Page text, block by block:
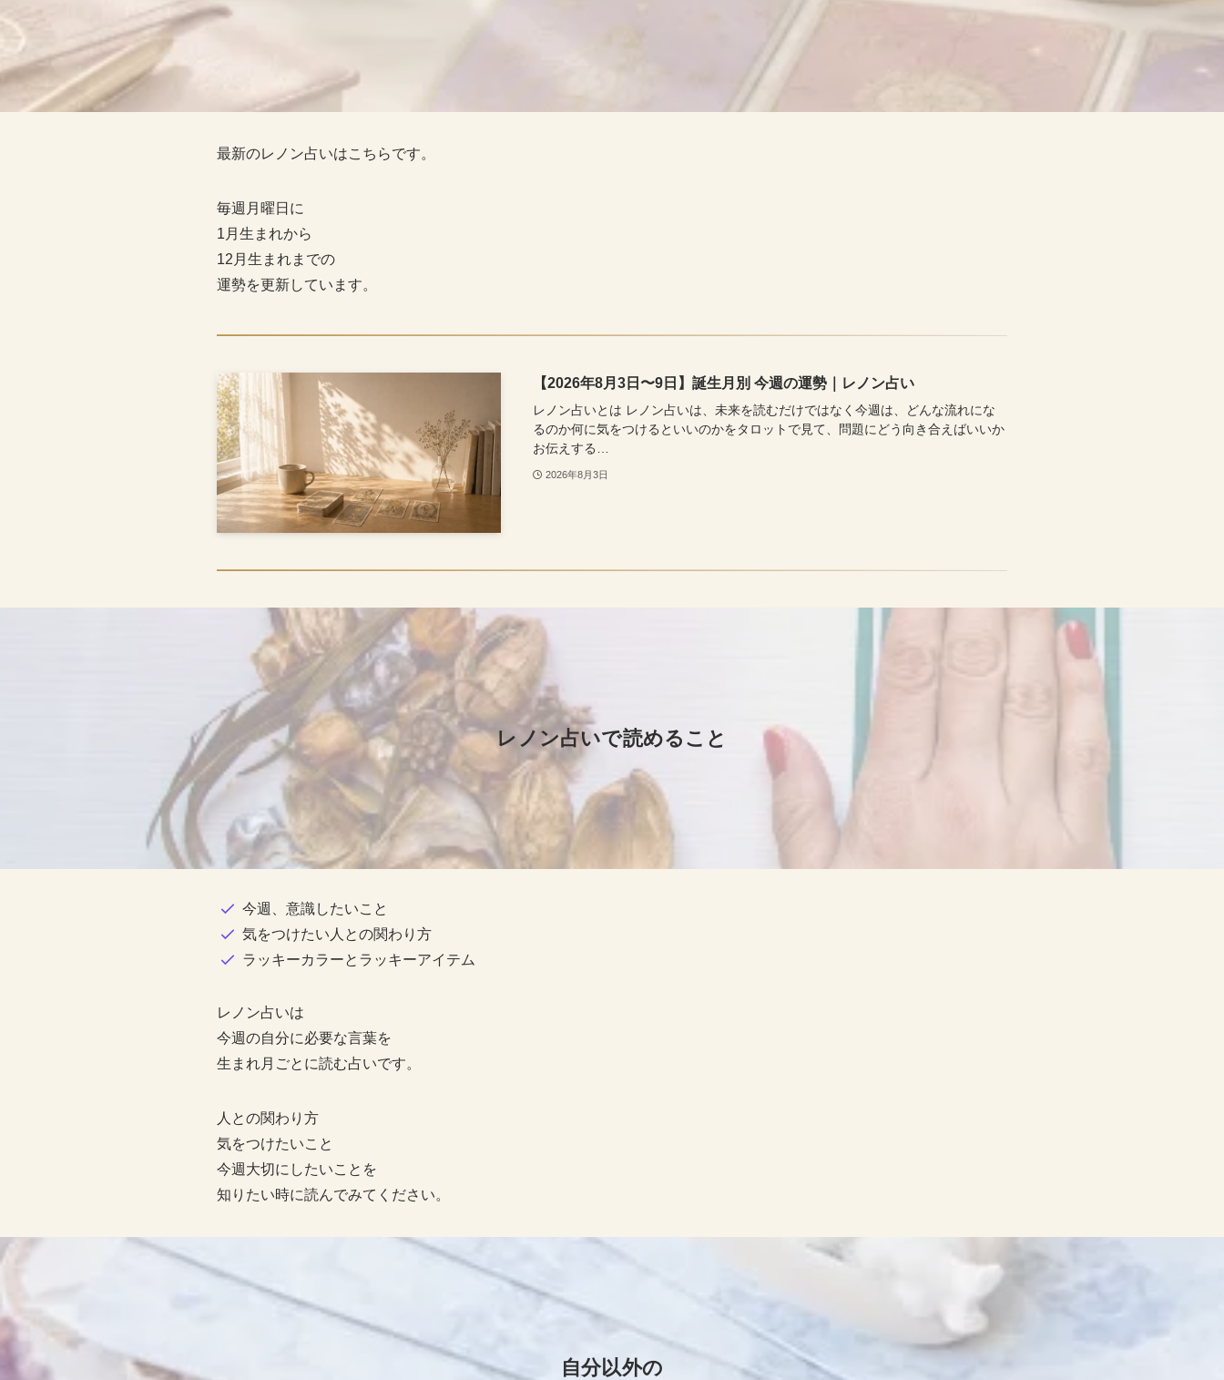
最新のレノン占いはこちらです。
毎週月曜日に
1月生まれから
12月生まれまでの
運勢を更新しています。
【2026年8月3日〜9日】誕生月別 今週の運勢｜レノン占い
レノン占いとは レノン占いは、未来を読むだけではなく今週は、どんな流れにな
るのか何に気をつけるといいのかをタロットで見て、問題にどう向き合えばいいか
お伝えする…
2026年8月3日
レノン占いで読めること
今週、意識したいこと
気をつけたい人との関わり方
ラッキーカラーとラッキーアイテム
レノン占いは
今週の自分に必要な言葉を
生まれ月ごとに読む占いです。
人との関わり方
気をつけたいこと
今週大切にしたいことを
知りたい時に読んでみてください。
自分以外の